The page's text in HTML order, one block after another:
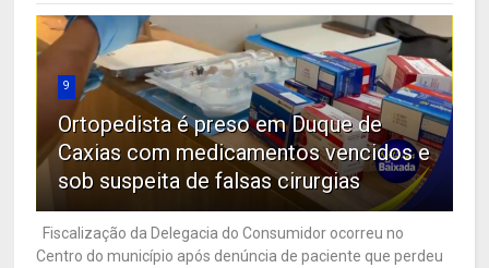
9
Ortopedista é preso em Duque de
Caxias com medicamentos vencidos e
sob suspeita de falsas cirurgias
Fiscalização da Delegacia do Consumidor ocorreu no
Centro do município após denúncia de paciente que perdeu